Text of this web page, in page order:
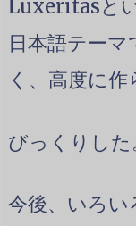
Luxeritasと
日本語テー
く、高度に作
びっくりした
今後、いろい